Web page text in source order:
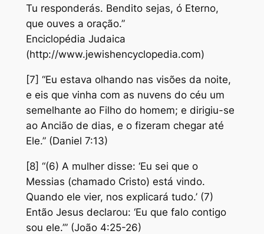
Tu responderás. Bendito sejas, ó Eterno,
que ouves a oração.”
Enciclopédia Judaica
(http://www.jewishencyclopedia.com)
[7] “Eu estava olhando nas visões da noite,
e eis que vinha com as nuvens do céu um
semelhante ao Filho do homem; e dirigiu-se
ao Ancião de dias, e o fizeram chegar até
Ele.” (Daniel 7:13)
[8] “(6) A mulher disse: ‘Eu sei que o
Messias (chamado Cristo) está vindo.
Quando ele vier, nos explicará tudo.’ (7)
Então Jesus declarou: ‘Eu que falo contigo
sou ele.’” (João 4:25-26)